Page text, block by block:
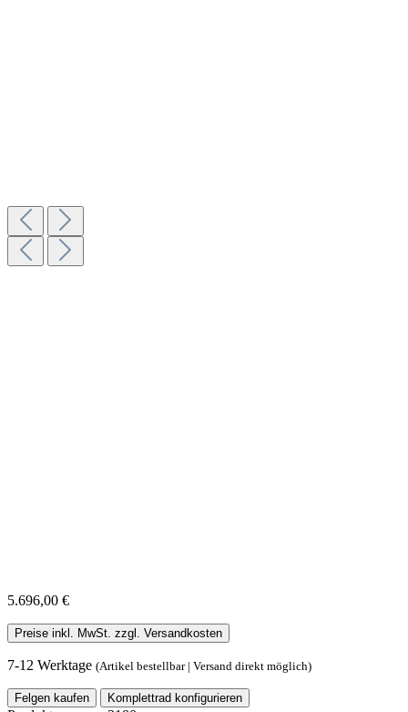
5.696,00 €
Preise inkl. MwSt. zzgl. Versandkosten
7-12 Werktage (Artikel bestellbar | Versand direkt möglich)
Felgen kaufen Komplettrad konfigurieren